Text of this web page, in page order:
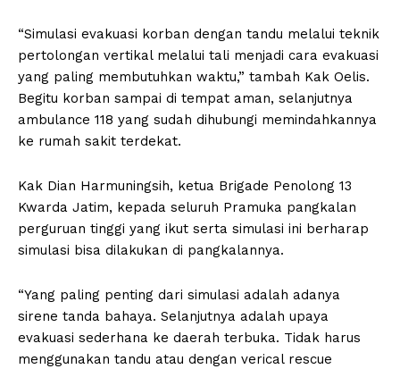
“Simulasi evakuasi korban dengan tandu melalui teknik
pertolongan vertikal melalui tali menjadi cara evakuasi
yang paling membutuhkan waktu,” tambah Kak Oelis.
Begitu korban sampai di tempat aman, selanjutnya
ambulance 118 yang sudah dihubungi memindahkannya
ke rumah sakit terdekat.
Kak Dian Harmuningsih, ketua Brigade Penolong 13
Kwarda Jatim, kepada seluruh Pramuka pangkalan
perguruan tinggi yang ikut serta simulasi ini berharap
simulasi bisa dilakukan di pangkalannya.
“Yang paling penting dari simulasi adalah adanya
sirene tanda bahaya. Selanjutnya adalah upaya
evakuasi sederhana ke daerah terbuka. Tidak harus
menggunakan tandu atau dengan verical rescue